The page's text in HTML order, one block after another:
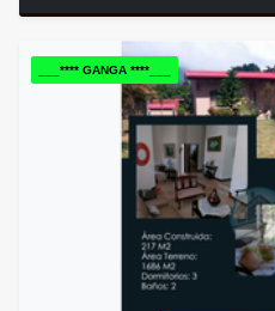
___**** GANGA ****___